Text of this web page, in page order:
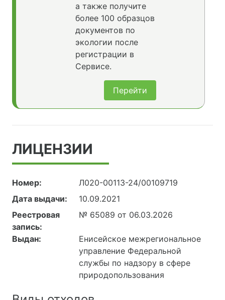
а также получите
более 100 образцов
документов по
экологии после
регистрации в
Сервисе.
Перейти
ЛИЦЕНЗИИ
Номер:
Л020-00113-24/00109719
Дата выдачи:
10.09.2021
Реестровая
запись:
№ 65089 от 06.03.2026
Выдан:
Енисейское межрегиональное
управление Федеральной
службы по надзору в сфере
природопользования